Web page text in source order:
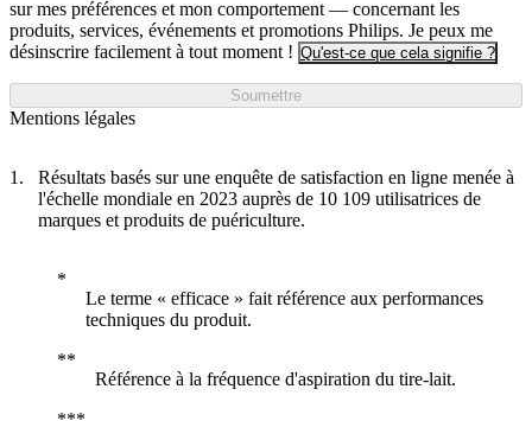
sur mes préférences et mon comportement — concernant les
produits, services, événements et promotions Philips. Je peux me
désinscrire facilement à tout moment ! Qu'est-ce que cela signifie ?
Soumettre
Mentions légales
Résultats basés sur une enquête de satisfaction en ligne menée à
l'échelle mondiale en 2023 auprès de 10 109 utilisatrices de
marques et produits de puériculture.
Le terme « efficace » fait référence aux performances
techniques du produit.
Référence à la fréquence d'aspiration du tire-lait.